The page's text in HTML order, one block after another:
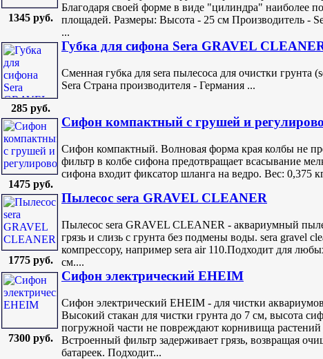
1345 руб.
Благодаря своей форме в виде "цилиндра" наиболее
площадей. Размеры: Высота - 25 см Производитель -
...
285 руб.
Губка для сифона Sera GRAVEL
Сменная губка для sera пылесоса для очистки грунта
Sera Страна производителя - Германия ...
1475 руб.
Сифон компактный с грушей и
Сифон компактный. Волновая форма края колбы не
фильтр в колбе сифона предотвращает всасывание
сифона входит фиксатор шланга на ведро. Вес: 0,375
1775 руб.
Пылесос sera GRAVEL CLEANER
Пылесос sera GRAVEL CLEANER - аквариумный
грязь и слизь с грунта без подмены воды. sera gravel
компрессору, например sera air 110.Подходит для
см....
7300 руб.
Сифон электрический EHEIM
Сифон электрический EHEIM - для чистки
Высокий стакан для чистки грунта до 7 см, высота
погружной части не повреждают корнивища растений
Встроенный фильтр задерживает грязь, возвращая
батареек. Подходит...